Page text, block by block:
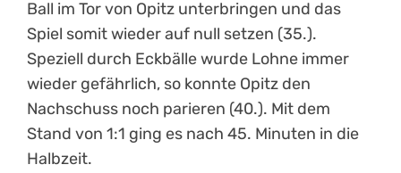
Ball im Tor von Opitz unterbringen und das
Spiel somit wieder auf null setzen (35.).
Speziell durch Eckbälle wurde Lohne immer
wieder gefährlich, so konnte Opitz den
Nachschuss noch parieren (40.). Mit dem
Stand von 1:1 ging es nach 45. Minuten in die
Halbzeit.